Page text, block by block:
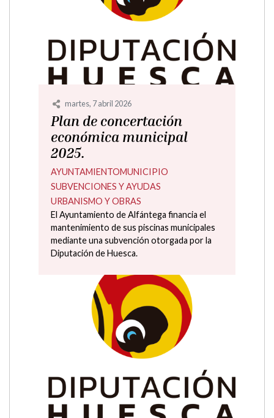
martes, 18 marzo 2025
Plan de Concertación
Económica Municipal 2024
AYUNTAMIENTO
ÚLTIMA HORA
Mantenimiento y reparación de
instalaciones y servicio municipales
jueves, 6 febrero 2025
Plan de Concertación